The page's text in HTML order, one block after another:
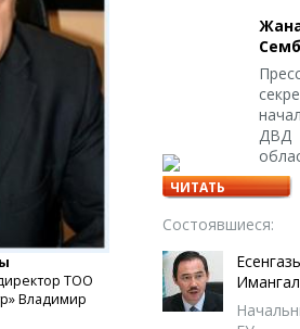
ТОО
Владимир
ДВД
ЧИТАТЬ
Состоявшиеся: